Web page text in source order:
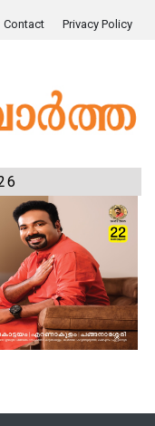
Contact Privacy Policy